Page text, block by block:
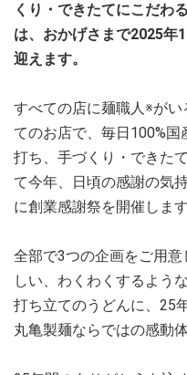
くり・できたてにこだわ
は、おかげさまで2025年
迎えます。
すべての店に麺職人※が
てのお店で、毎日100%
打ち、手づくり・できた
て今年、日頃の感謝の気
に創業感謝祭を開催します
全部で3つの企画をご用
しい、わくわくするよう
打ち立てのうどんに、25
丸亀製麺ならではの感動